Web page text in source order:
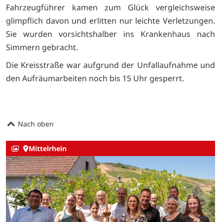
Fahrzeugführer kamen zum Glück vergleichsweise
glimpflich davon und erlitten nur leichte Verletzungen.
Sie wurden vorsichtshalber ins Krankenhaus nach
Simmern gebracht.
Die Kreisstraße war aufgrund der Unfallaufnahme und
den Aufräumarbeiten noch bis 15 Uhr gesperrt.
Nach oben
Mittelrhein